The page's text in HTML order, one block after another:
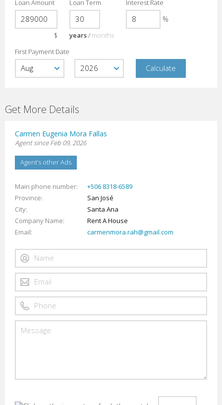
Loan Amount
$
Loan Term
years/ months
Interest Rate
%
First Payment Date
Get More Details
Carmen Eugenia Mora Fallas
Agent since Feb 09, 2026
Agent’s other Ads
Main phone number
+506 8318-6589
Province
San José
City
Santa Ana
Company Name
Rent A House
Email
carmenmora.rah@gmail.com